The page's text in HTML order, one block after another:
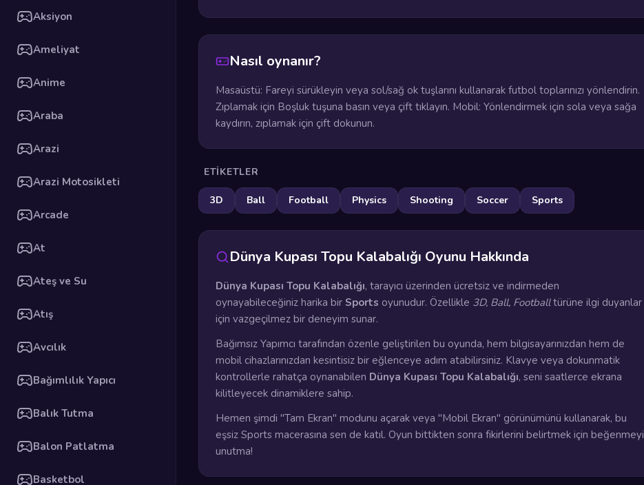
Aksiyon
Ameliyat
Anime
Araba
Arazi
Arazi Motosikleti
Arcade
At
Ateş ve Su
Atış
Avcılık
Bağımlılık Yapıcı
Balık Tutma
Balon Patlatma
Basketbol
Nasıl oynanır?
Masaüstü: Fareyi sürükleyin veya sol/sağ ok tuşlarını kullanarak futbol toplarınızı yönlendirin.
Zıplamak için Boşluk tuşuna basın veya çift tıklayın. Mobil: Yönlendirmek için sola veya sağa
kaydırın, zıplamak için çift dokunun.
ETIKETLER
3D Ball Football Physics Shooting Soccer Sports
Dünya Kupası Topu Kalabalığı Oyunu Hakkında
Dünya Kupası Topu Kalabalığı, tarayıcı üzerinden ücretsiz ve indirmeden
oynayabileceğiniz harika bir Sports oyunudur. Özellikle 3D, Ball, Footballtürüne ilgi duyanlar
için vazgeçilmez bir deneyim sunar.
Bağımsız Yapımcı tarafından özenle geliştirilen bu oyunda, hem bilgisayarınızdan hem de
mobil cihazlarınızdan kesintisiz bir eğlenceye adım atabilirsiniz. Klavye veya dokunmatik
kontrollerle rahatça oynanabilen Dünya Kupası Topu Kalabalığı, seni saatlerce ekrana
kilitleyecek dinamiklere sahip.
Hemen şimdi "Tam Ekran" modunu açarak veya "Mobil Ekran" görünümünü kullanarak, bu
eşsiz Sports macerasına sen de katıl. Oyun bittikten sonra fikirlerini belirtmek için beğenmeyi
unutma!